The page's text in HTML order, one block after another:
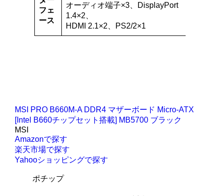
フェ
ース
オーディオ端子×3、DisplayPort
1.4×2、
HDMI 2.1×2、PS2/2×1
MSI PRO B660M-A DDR4 マザーボード Micro-ATX
[Intel B660チップセット搭載] MB5700 ブラック
MSI
Amazonで探す
楽天市場で探す
Yahooショッピングで探す
ポチップ